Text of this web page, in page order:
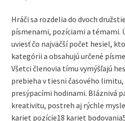
Hráči sa rozdelia do dvoch
písmenami, pozíciami a témami.
uviesť čo najväčší počet hesiel,
kategórii a obsahujú určené
Všetci členovia tímu vymýšľajú
prebieha v tiesni časového
presýpacími hodinami. Bláznivá
kreativitu, postreh aj rýchle
kariet pozície18 kariet